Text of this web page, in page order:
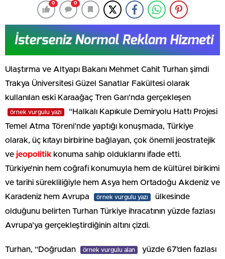
0 0
Ulaştırma ve Altyapı Bakanı Mehmet Cahit Turhan şimdi
Trakya Üniversitesi Güzel Sanatlar Fakültesi olarak
kullanılan eski Karaağaç Tren Garı’nda gerçekleşen
örnek vurgulu yazı
“Halkalı Kapıkule Demiryolu Hattı Projesi
Temel Atma Töreni’nde yaptığı konuşmada, Türkiye
olarak, üç kıtayı birbirine bağlayan, çok önemli jeostratejik
ve jeopolitik konuma sahip olduklarını ifade etti.
Türkiye’nin hem coğrafi konumuyla hem de kültürel birikimi
ve tarihi sürekliliğiyle hem Asya hem Ortadoğu Akdeniz ve
Karadeniz hem Avrupa
örnek vurgulu yazı
ülkesinde
olduğunu belirten Turhan Türkiye ihracatının yüzde fazlası
Avrupa’ya gerçekleştirdiğinin altını çizdi.
Turhan, “Doğrudan örnek vurgulu alan
yüzde 67’den fazlası